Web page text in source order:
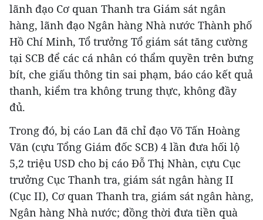
lãnh đạo Cơ quan Thanh tra Giám sát ngân
hàng, lãnh đạo Ngân hàng Nhà nước Thành phố
Hồ Chí Minh, Tổ trưởng Tổ giám sát tăng cường
tại SCB để các cá nhân có thẩm quyền trên bưng
bít, che giấu thông tin sai phạm, báo cáo kết quả
thanh, kiểm tra không trung thực, không đầy
đủ.
Trong đó, bị cáo Lan đã chỉ đạo Võ Tấn Hoàng
Văn (cựu Tổng Giám đốc SCB) 4 lần đưa hối lộ
5,2 triệu USD cho bị cáo Đỗ Thị Nhàn, cựu Cục
trưởng Cục Thanh tra, giám sát ngân hàng II
(Cục II), Cơ quan Thanh tra, giám sát ngân hàng,
Ngân hàng Nhà nước; đồng thời đưa tiền quà